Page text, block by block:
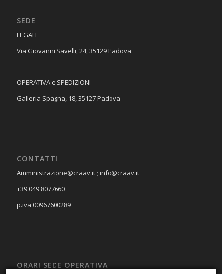
SEDE
​LEGALE
Via Giovanni Savelli, 24, 35129 Padova
—————————————–
OPERATIVA e SPEDIZIONI
Galleria Spagna, 18, 35127 Padova
CONTATTI
Amministrazione@craav.it ; info@craav.it
+39 049 8077660
p.iva 00967600289
ORARI SEDE OPERATIVA